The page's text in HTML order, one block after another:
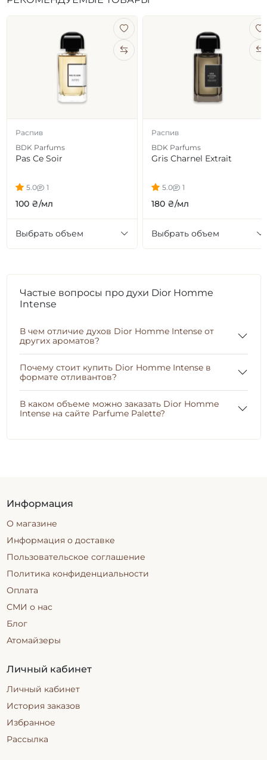
Распив
BDK Parfums
Pas Ce Soir
5.0 1
100 ₴/мл
Выбрать объем
Распив
BDK Parfums
Gris Charnel Extrait
5.0 1
180 ₴/мл
Выбрать объем
Частые вопросы про духи Dior Homme
Intense
В чем отличие духов Dior Homme Intense от
других ароматов?
Почему стоит купить Dior Homme Intense в
формате отливантов?
В каком объеме можно заказать Dior Homme
Intense на сайте Parfume Palette?
Информация
О магазине
Информация о доставке
Пользовательское соглашение
Политика конфиденциальности
Оплата
СМИ о нас
Блог
Атомайзеры
Личный кабинет
Личный кабинет
История заказов
Избранное
Рассылка